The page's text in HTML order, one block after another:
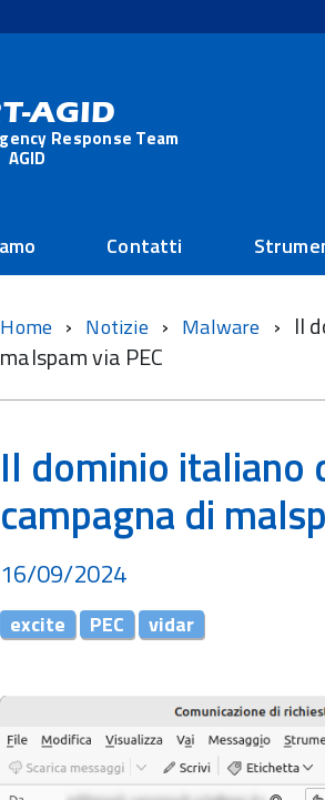
AGID
Response Team
AGID
Contatti
Home Notizie Malware
Il
malspam via PEC
Il dominio italiano
campagna di
16/09/2024
excite PEC vidar